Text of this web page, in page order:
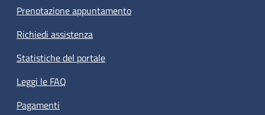
Prenotazione appuntamento
Richiedi assistenza
Statistiche del portale
Leggi le FAQ
Pagamenti